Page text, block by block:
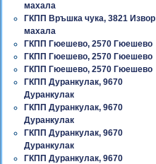
махала
ГКПП Връшка чука, 3821 Извор
махала
ГКПП Гюешево, 2570 Гюешево
ГКПП Гюешево, 2570 Гюешево
ГКПП Гюешево, 2570 Гюешево
ГКПП Дуранкулак, 9670
Дуранкулак
ГКПП Дуранкулак, 9670
Дуранкулак
ГКПП Дуранкулак, 9670
Дуранкулак
ГКПП Дуранкулак, 9670